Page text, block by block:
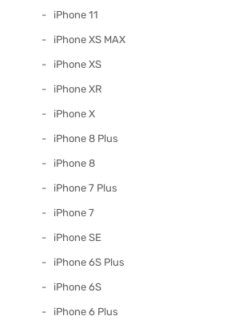
iPhone 11
iPhone XS MAX
iPhone XS
iPhone XR
iPhone X
iPhone 8 Plus
iPhone 8
iPhone 7 Plus
iPhone 7
iPhone SE
iPhone 6S Plus
iPhone 6S
iPhone 6 Plus